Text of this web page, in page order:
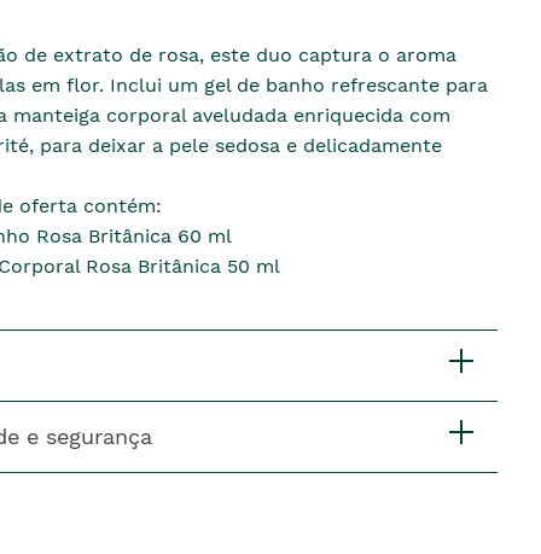
de extrato de rosa, este duo captura o aroma
em flor. Inclui um gel de banho refrescante para
manteiga corporal aveludada enriquecida com
para deixar a pele sedosa e delicadamente
oferta contém:
Rosa Britânica 60 ml
Rosa Britânica 50 ml
e segurança